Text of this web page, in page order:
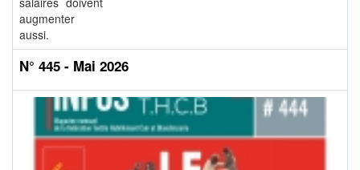
augmenter
aussi.
N° 445 - Mai 2026